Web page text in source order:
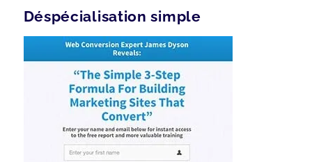
Déspécialisation simple